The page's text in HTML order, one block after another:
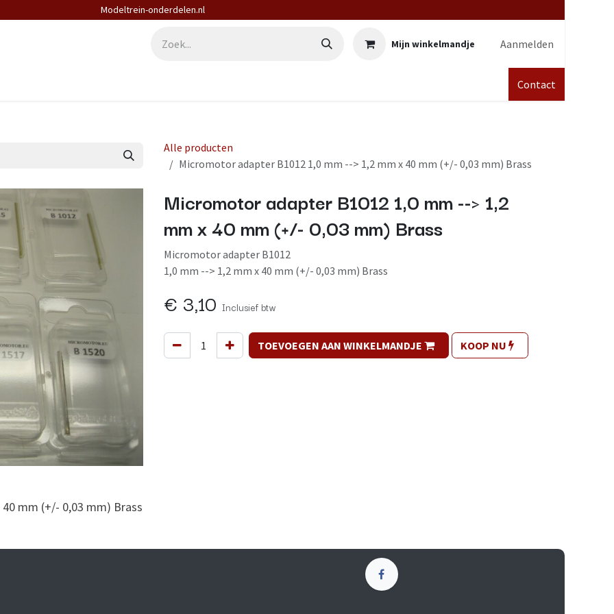
Modeltrein-onderdelen.nl
Mijn winkelmandje Aanmelden
Contact
Alle producten
Micromotor adapter B1012 1,0 mm --> 1,2 mm x 40 mm (+/- 0,03 mm) Brass
Micromotor adapter B1012 1,0 mm --> 1,2
mm x 40 mm (+/- 0,03 mm) Brass
Micromotor adapter B1012
1,0 mm --> 1,2 mm x 40 mm (+/- 0,03 mm) Brass
€ 3,10 Inclusief btw
TOEVOEGEN AAN WINKELMANDJE KOOP NU
mm (+/- 0,03 mm) Brass